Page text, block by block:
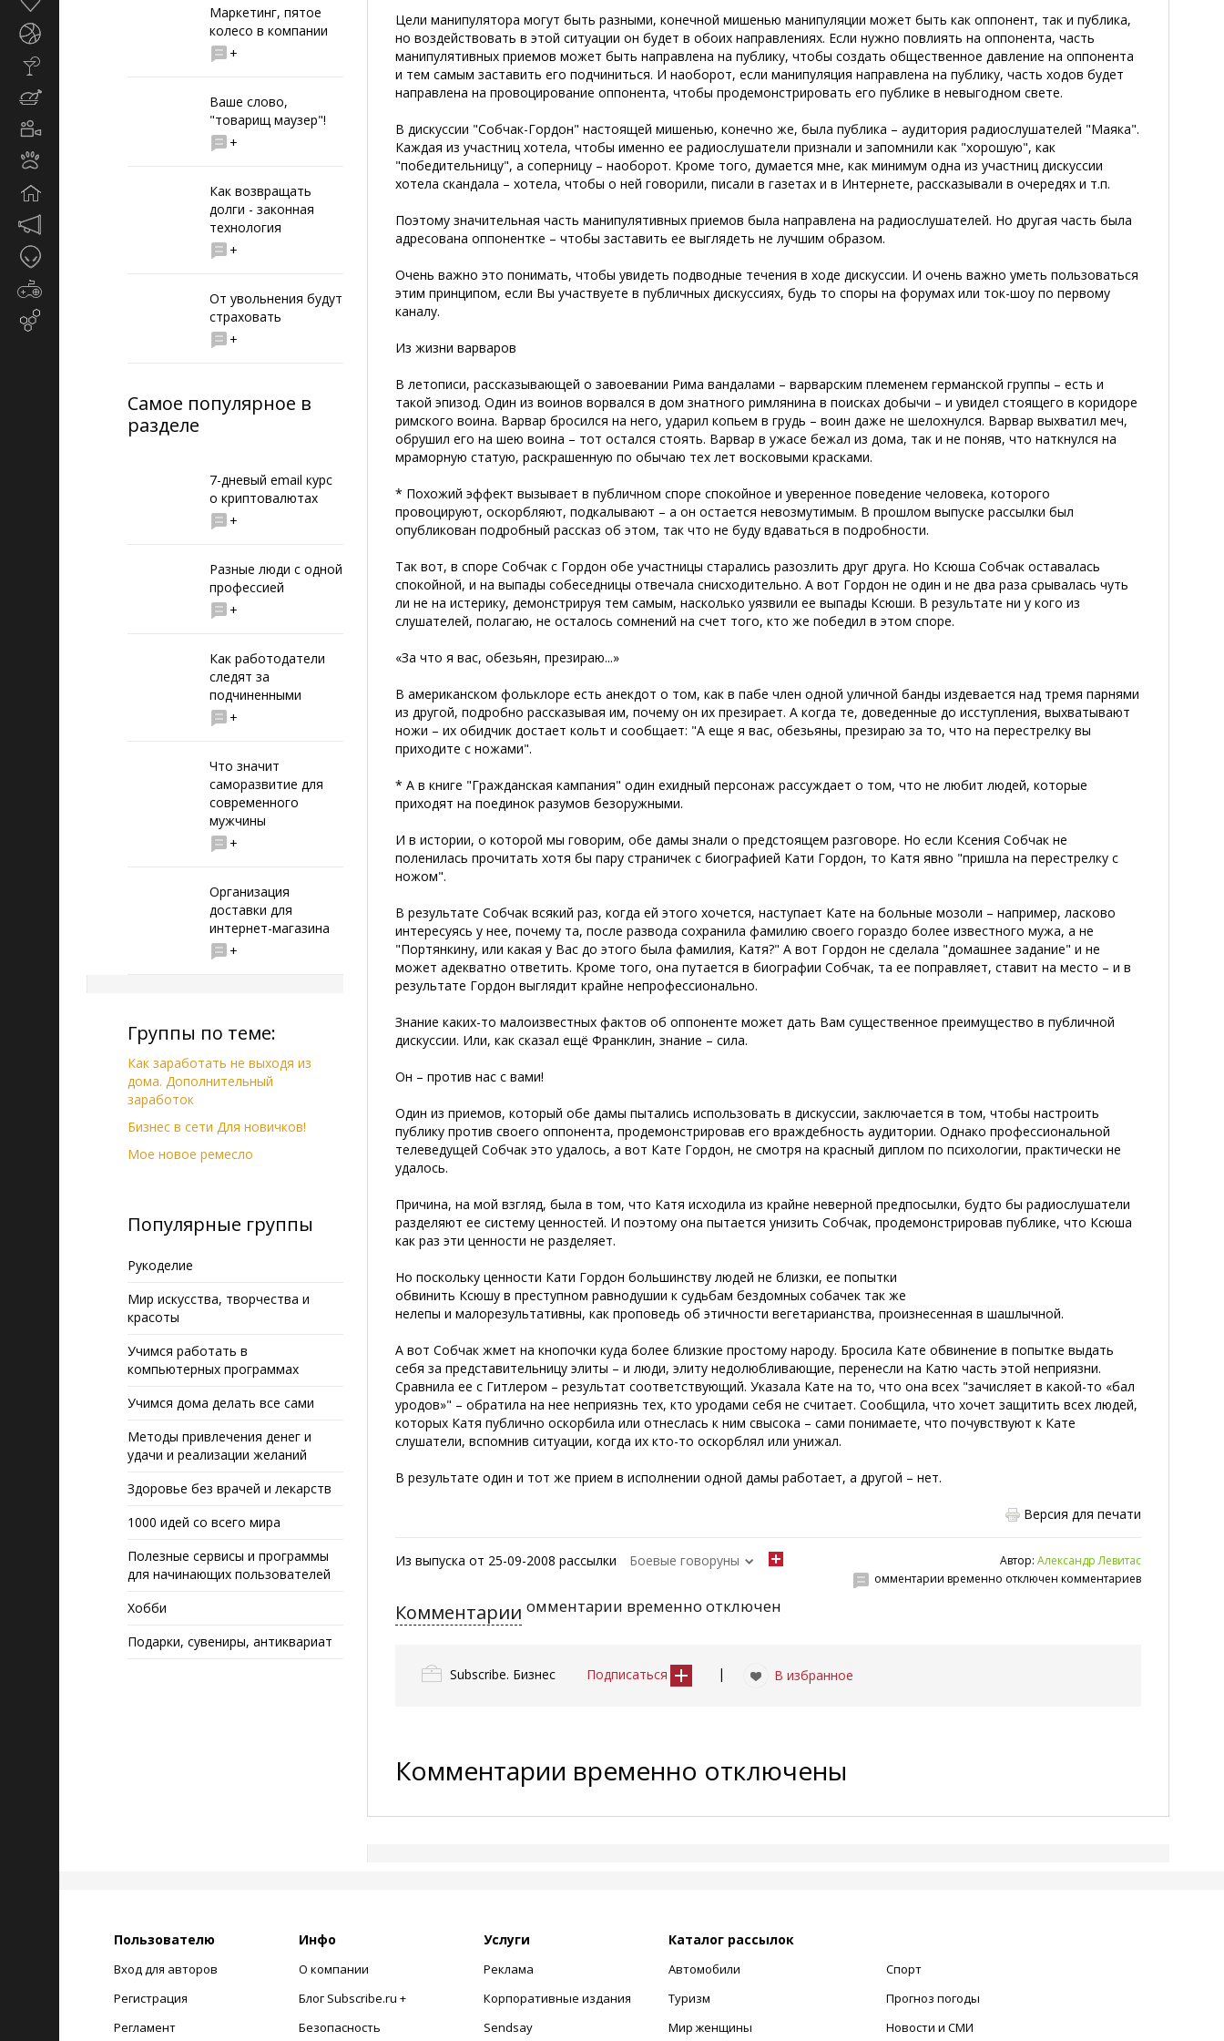
Маркетинг, пятое
колесо в компании
+
Ваше слово,
"товарищ маузер"!
+
Как возвращать
долги - законная
технология
+
От увольнения будут
страховать
+
Самое популярное в
разделе
7-дневый email курс
о криптовалютах
+
Разные люди с одной
профессией
+
Как работодатели
следят за
подчиненными
+
Что значит
саморазвитие для
современного
мужчины
+
Организация
доставки для
интернет-магазина
+
Группы по теме:
Как заработать не выходя из
дома. Дополнительный
заработок
Бизнес в сети Для новичков!
Мое новое ремесло
Популярные группы
Рукоделие
Мир искусства, творчества и
красоты
Учимся работать в
компьютерных программах
Учимся дома делать все сами
Методы привлечения денег и
удачи и реализации желаний
Здоровье без врачей и лекарств
1000 идей со всего мира
Полезные сервисы и программы
для начинающих пользователей
Хобби
Подарки, сувениры, антиквариат
Цели манипулятора могут быть разными, конечной мишенью манипуляции может быть как оппонент, так и публика,
но воздействовать в этой ситуации он будет в обоих направлениях. Если нужно повлиять на оппонента, часть
манипулятивных приемов может быть направлена на публику, чтобы создать общественное давление на оппонента
и тем самым заставить его подчиниться. И наоборот, если манипуляция направлена на публику, часть ходов будет
направлена на провоцирование оппонента, чтобы продемонстрировать его публике в невыгодном свете.
В дискуссии "Собчак-Гордон" настоящей мишенью, конечно же, была публика – аудитория радиослушателей "Маяка".
Каждая из участниц хотела, чтобы именно ее радиослушатели признали и запомнили как "хорошую", как
"победительницу", а соперницу – наоборот. Кроме того, думается мне, как минимум одна из участниц дискуссии
хотела скандала – хотела, чтобы о ней говорили, писали в газетах и в Интернете, рассказывали в очередях и т.п.
Поэтому значительная часть манипулятивных приемов была направлена на радиослушателей. Но другая часть была
адресована оппонентке – чтобы заставить ее выглядеть не лучшим образом.
Очень важно это понимать, чтобы увидеть подводные течения в ходе дискуссии. И очень важно уметь пользоваться
этим принципом, если Вы участвуете в публичных дискуссиях, будь то споры на форумах или ток-шоу по первому
каналу.
Из жизни варваров
В летописи, рассказывающей о завоевании Рима вандалами – варварским племенем германской группы – есть и
такой эпизод. Один из воинов ворвался в дом знатного римлянина в поисках добычи – и увидел стоящего в коридоре
римского воина. Варвар бросился на него, ударил копьем в грудь – воин даже не шелохнулся. Варвар выхватил меч,
обрушил его на шею воина – тот остался стоять. Варвар в ужасе бежал из дома, так и не поняв, что наткнулся на
мраморную статую, раскрашенную по обычаю тех лет восковыми красками.
* Похожий эффект вызывает в публичном споре спокойное и уверенное поведение человека, которого
провоцируют, оскорбляют, подкалывают – а он остается невозмутимым. В прошлом выпуске рассылки был
опубликован подробный рассказ об этом, так что не буду вдаваться в подробности.
Так вот, в споре Собчак с Гордон обе участницы старались разозлить друг друга. Но Ксюша Собчак оставалась
спокойной, и на выпады собеседницы отвечала снисходительно. А вот Гордон не один и не два раза срывалась чуть
ли не на истерику, демонстрируя тем самым, насколько уязвили ее выпады Ксюши. В результате ни у кого из
слушателей, полагаю, не осталось сомнений на счет того, кто же победил в этом споре.
«За что я вас, обезьян, презираю...»
В американском фольклоре есть анекдот о том, как в пабе член одной уличной банды издевается над тремя парнями
из другой, подробно рассказывая им, почему он их презирает. А когда те, доведенные до исступления, выхватывают
ножи – их обидчик достает кольт и сообщает: "А еще я вас, обезьяны, презираю за то, что на перестрелку вы
приходите с ножами".
* А в книге "Гражданская кампания" один ехидный персонаж рассуждает о том, что не любит людей, которые
приходят на поединок разумов безоружными.
И в истории, о которой мы говорим, обе дамы знали о предстоящем разговоре. Но если Ксения Собчак не
поленилась прочитать хотя бы пару страничек с биографией Кати Гордон, то Катя явно "пришла на перестрелку с
ножом".
В результате Собчак всякий раз, когда ей этого хочется, наступает Кате на больные мозоли – например, ласково
интересуясь у нее, почему та, после развода сохранила фамилию своего гораздо более известного мужа, а не
"Портянкину, или какая у Вас до этого была фамилия, Катя?" А вот Гордон не сделала "домашнее задание" и не
может адекватно ответить. Кроме того, она путается в биографии Собчак, та ее поправляет, ставит на место – и в
результате Гордон выглядит крайне непрофессионально.
Знание каких-то малоизвестных фактов об оппоненте может дать Вам существенное преимущество в публичной
дискуссии. Или, как сказал ещё Франклин, знание – сила.
Он – против нас с вами!
Один из приемов, который обе дамы пытались использовать в дискуссии, заключается в том, чтобы настроить
публику против своего оппонента, продемонстрировав его враждебность аудитории. Однако профессиональной
телеведущей Собчак это удалось, а вот Кате Гордон, не смотря на красный диплом по психологии, практически не
удалось.
Причина, на мой взгляд, была в том, что Катя исходила из крайне неверной предпосылки, будто бы радиослушатели
разделяют ее систему ценностей. И поэтому она пытается унизить Собчак, продемонстрировав публике, что Ксюша
как раз эти ценности не разделяет.
Но поскольку ценности Кати Гордон большинству людей не близки, ее попытки
обвинить Ксюшу в преступном равнодушии к судьбам бездомных собачек так же
нелепы и малорезультативны, как проповедь об этичности вегетарианства, произнесенная в шашлычной.
А вот Собчак жмет на кнопочки куда более близкие простому народу. Бросила Кате обвинение в попытке выдать
себя за представительницу элиты – и люди, элиту недолюбливающие, перенесли на Катю часть этой неприязни.
Сравнила ее с Гитлером – результат соответствующий. Указала Кате на то, что она всех "зачисляет в какой-то «бал
уродов»" – обратила на нее неприязнь тех, кто уродами себя не считает. Сообщила, что хочет защитить всех людей,
которых Катя публично оскорбила или отнеслась к ним свысока – сами понимаете, что почувствуют к Кате
слушатели, вспомнив ситуации, когда их кто-то оскорблял или унижал.
В результате один и тот же прием в исполнении одной дамы работает, а другой – нет.
Версия для печати
Из выпуска от 25-09-2008 рассылки Боевые говоруны Автор: Александр Левитас
омментарии временно отключен комментариев
Комментарии омментарии временно отключен
Subscribe. Бизнес Подписаться | В избранное
Комментарии временно отключены
Пользователю
Вход для авторов
Регистрация
Регламент
Инфо
О компании
Блог Subscribe.ru +
Безопасность
Услуги
Реклама
Корпоративные издания
Sendsay
Каталог рассылок
Автомобили
Туризм
Мир женщины
Спорт
Прогноз погоды
Новости и СМИ